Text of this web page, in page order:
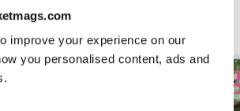
improve your experience on our
you personalised content, ads and